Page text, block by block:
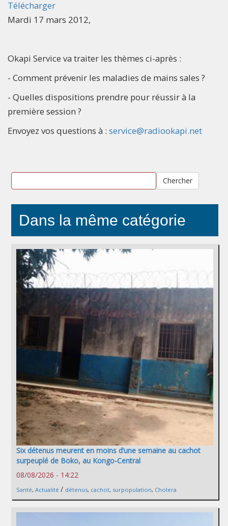
Télécharger
Mardi 17 mars 2012,
Okapi Service va traiter les thèmes ci-après :
- Comment prévenir les maladies de mains sales ?
- Quelles dispositions prendre pour réussir à la
première session ?
Envoyez vos questions à : service@radiookapi.net
Chercher
Dans la même catégorie
Six détenus meurent en moins d’une semaine au cachot
surpeuplé de Boko, au Kongo-Central
08/08/2026 - 14:22
Santé, Actualité / détenus, cachot, surpopulation, Cholera